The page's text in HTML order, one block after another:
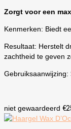
Zorgt voor een
Kenmerken: Biedt
Resultaat: Herstelt
zachtheid te geven
Gebruiksaanwijzing:
niet gewaardeerd €